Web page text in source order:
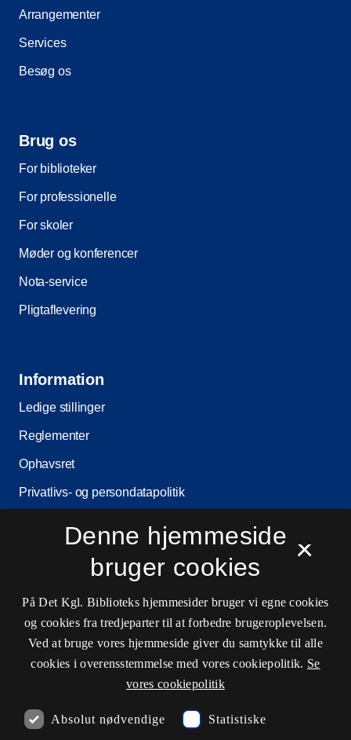
Arrangementer
Services
Besøg os
Brug os
For biblioteker
For professionelle
For skoler
Møder og konferencer
Nota-service
Pligtaflevering
Information
Ledige stillinger
Reglementer
Ophavsret
Privatlivs- og persondatapolitik
Cookieindstillinger
Kontaktinformationer
Åbningstider
×
Denne hjemmeside
bruger cookies
På Det Kgl. Biblioteks hjemmesider bruger vi egne cookies
og cookies fra tredjeparter til at forbedre brugeroplevelsen.
Ved at bruge vores hjemmeside giver du samtykke til alle
cookies i overensstemmelse med vores cookiepolitik. Se
vores cookiepolitik
Absolut nødvendige Statistiske